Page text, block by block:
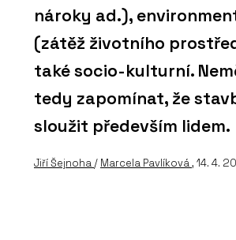
nároky ad.),
(zátěž životního
také socio-kulturní.
tedy zapomínat, že
sloužit především lidem.
Jiří Šejnoha / Marcela Pavlíková, 14. 4.